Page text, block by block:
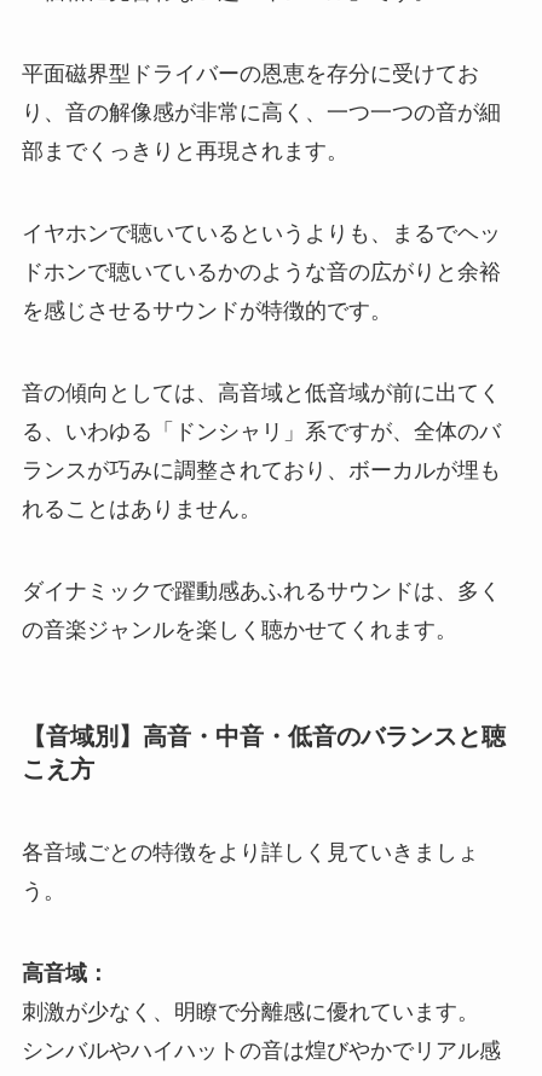
平面磁界型ドライバーの恩恵を存分に受けてお
り、音の解像感が非常に高く、一つ一つの音が細
部までくっきりと再現されます。
イヤホンで聴いているというよりも、まるでヘッ
ドホンで聴いているかのような音の広がりと余裕
を感じさせるサウンドが特徴的です。
音の傾向としては、高音域と低音域が前に出てく
る、いわゆる「ドンシャリ」系ですが、全体のバ
ランスが巧みに調整されており、ボーカルが埋も
れることはありません。
ダイナミックで躍動感あふれるサウンドは、多く
の音楽ジャンルを楽しく聴かせてくれます。
【音域別】高音・中音・低音のバランスと聴
こえ方
各音域ごとの特徴をより詳しく見ていきましょ
う。
高音域：
刺激が少なく、明瞭で分離感に優れています。
シンバルやハイハットの音は煌びやかでリアル感